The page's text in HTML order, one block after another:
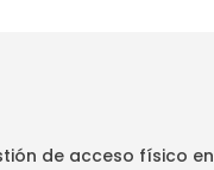
de acceso físico